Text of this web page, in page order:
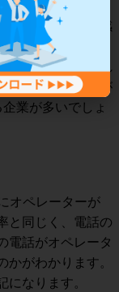
がりにくい」と感
長期化してい
の要因が考えられ
機会損失につなが
業が多いでしょ
オペレーターが
と同じく、電話の
電話がオペレータ
がわかります。
なります。